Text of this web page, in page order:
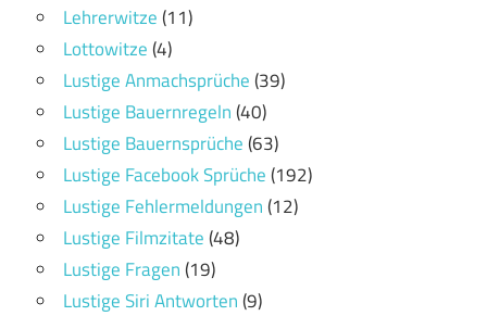
Lehrerwitze(11)
Lottowitze(4)
Lustige Anmachsprüche(39)
Lustige Bauernregeln(40)
Lustige Bauernsprüche(63)
Lustige Facebook Sprüche(192)
Lustige Fehlermeldungen(12)
Lustige Filmzitate(48)
Lustige Fragen(19)
Lustige Siri Antworten(9)